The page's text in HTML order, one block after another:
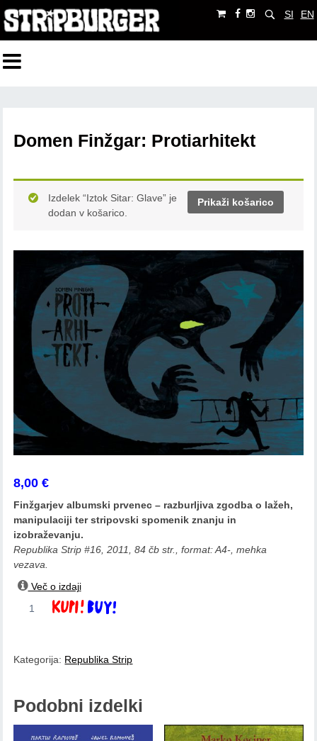
SI EN
Domen Finžgar: Protiarhitekt
Prikaži košarico
Izdelek “Iztok Sitar: Glave” je
dodan v košarico.
8,00€
Finžgarjev albumski prvenec – razburljiva zgodba o lažeh,
manipulaciji ter stripovski spomenik znanju in
izobraževanju.
Republika Strip #16, 2011, 84 čb str., format: A4-, mehka
vezava.
Več o izdaji
Dodaj v košarico
Kategorija: Republika Strip
Podobni izdelki